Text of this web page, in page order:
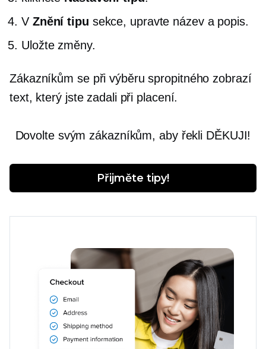
V Znění tipu sekce, upravte název a popis.
Uložte změny.
Zákazníkům se při výběru spropitného zobrazí
text, který jste zadali při placení.
Dovolte svým zákazníkům, aby řekli DĚKUJI!
Přijměte tipy!